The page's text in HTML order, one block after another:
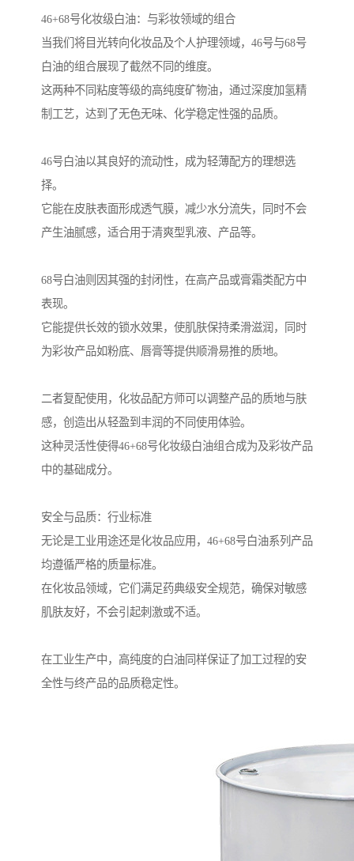
46+68号化妆级白油：与彩妆领域的组合
当我们将目光转向化妆品及个人护理领域，46号与68号
白油的组合展现了截然不同的维度。
这两种不同粘度等级的高纯度矿物油，通过深度加氢精
制工艺，达到了无色无味、化学稳定性强的品质。
46号白油以其良好的流动性，成为轻薄配方的理想选
择。
它能在皮肤表面形成透气膜，减少水分流失，同时不会
产生油腻感，适合用于清爽型乳液、产品等。
68号白油则因其强的封闭性，在高产品或膏霜类配方中
表现。
它能提供长效的锁水效果，使肌肤保持柔滑滋润，同时
为彩妆产品如粉底、唇膏等提供顺滑易推的质地。
二者复配使用，化妆品配方师可以调整产品的质地与肤
感，创造出从轻盈到丰润的不同使用体验。
这种灵活性使得46+68号化妆级白油组合成为及彩妆产品
中的基础成分。
安全与品质：行业标准
无论是工业用途还是化妆品应用，46+68号白油系列产品
均遵循严格的质量标准。
在化妆品领域，它们满足药典级安全规范，确保对敏感
肌肤友好，不会引起刺激或不适。
在工业生产中，高纯度的白油同样保证了加工过程的安
全性与终产品的品质稳定性。